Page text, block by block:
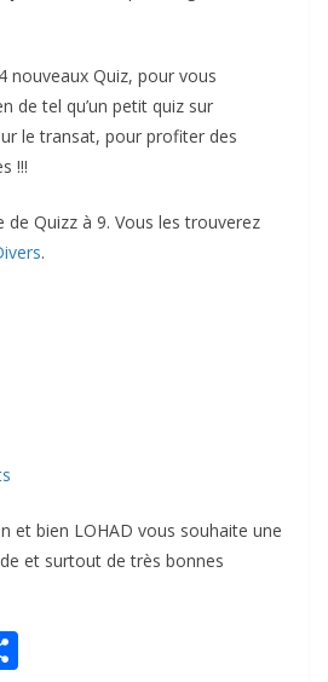
nouveaux Quiz, pour vous
de tel qu’un petit quiz sur
le transat, pour profiter des
!!!
Quizz à 9. Vous les trouverez
.
et bien LOHAD vous souhaite une
et surtout de très bonnes